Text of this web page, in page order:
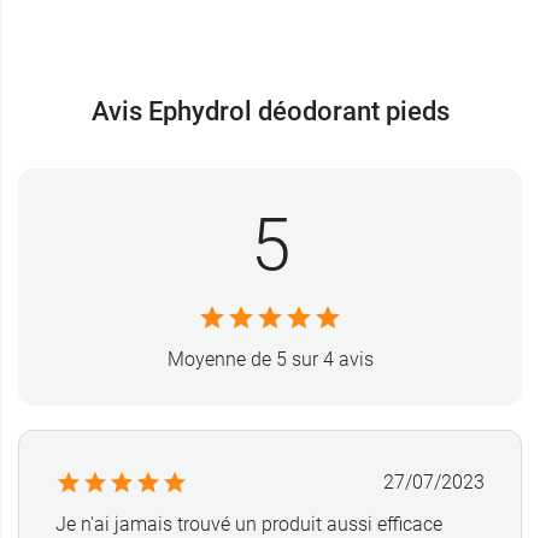
incorpore du bisabolol, actifapaisant , idéal pour
dans ses baskets » prend tout son sens, car il
vous permettra d’aborder vos missions du
Découvrez également laLotion détranspirante
pour pieds Etiaxil
Avis Ephydrol déodorant pieds
5
Moyenne de 5 sur 4 avis
27/07/2023
Je n'ai jamais trouvé un produit aussi efficace